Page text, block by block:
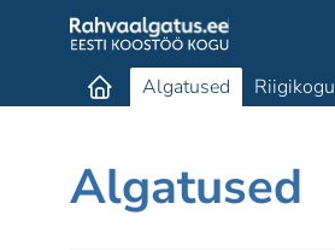
Algatused Riigikogu
Algatused